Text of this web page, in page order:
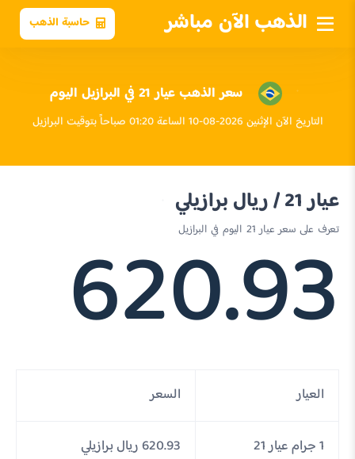
الذهب الآن مباشر حاسبة الذهب
سعر الذهب عيار 21 في البرازيل اليوم
التاريخ الآن الإثنين 2026-08-10 الساعة 01:20 صباحاً بتوقيت البرازيل
عيار 21 / ريال برازيلي
تعرف على سعر عيار 21 اليوم في البرازيل
620.93
العيار السعر
1 جرام عيار 21 620.93 ريال برازيلي